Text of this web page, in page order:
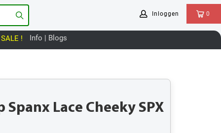
0
Inloggen
SALE ! Info | Blogs
Spanx Lace Cheeky SPX